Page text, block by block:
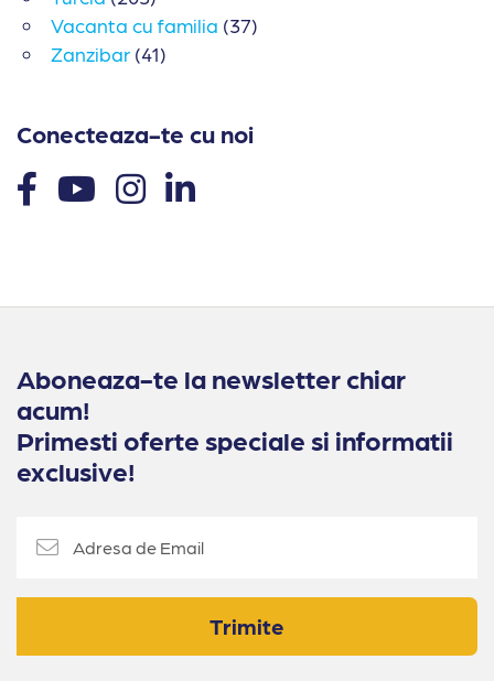
Vacanta cu familia (37)
Zanzibar (41)
Conecteaza-te cu noi
Aboneaza-te la newsletter chiar
acum!
Primesti oferte speciale si informatii
exclusive!
Trimite